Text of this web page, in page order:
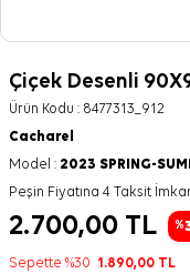
Çiçek Desenli
Ürün Kodu : 8477313_912
Cacharel
Model : 2023 SPRING-
Peşin Fiyatına 4 Taksit
2.700,00 TL %
Sepette %30 1.890,00 TL